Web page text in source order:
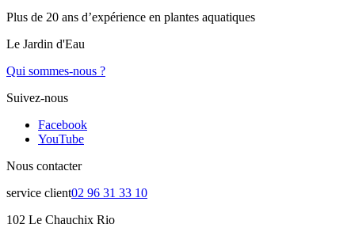
Plus de 20 ans d’expérience en plantes aquatiques
Le Jardin d'Eau
Qui sommes-nous ?
Suivez-nous
Facebook
YouTube
Nous contacter
service client02 96 31 33 10
102 Le Chauchix Rio